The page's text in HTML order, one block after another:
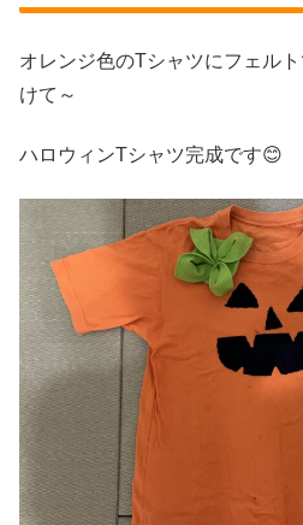
オレンジ色のTシャツにフェル
けて～
ハロウィンTシャツ完成です😊